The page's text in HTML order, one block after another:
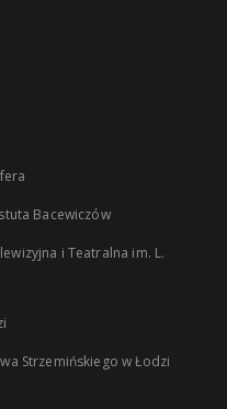
Bacewiczów
i Teatralna im. L.
Strzemińskiego w Łodzi